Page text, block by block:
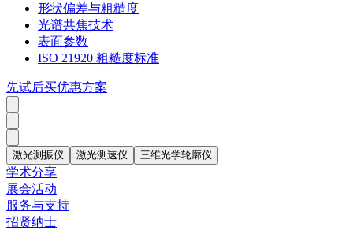
形状偏差与粗糙度
光谱共焦技术
表面参数
ISO 21920 粗糙度标准
先试后买优惠方案
激光测振仪 激光测速仪 三维光学轮廓仪
学术分享
展会活动
服务与支持
招贤纳士